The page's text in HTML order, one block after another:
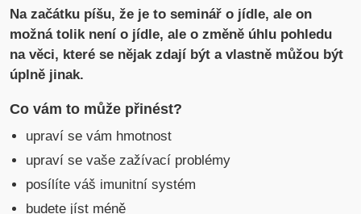
Na začátku píšu, že je to seminář o jídle, ale on
možná tolik není o jídle, ale o změně úhlu pohledu
na věci, které se nějak zdají být a vlastně můžou být
úplně jinak.
Co vám to může přinést?
upraví se vám hmotnost
upraví se vaše zažívací problémy
posílíte váš imunitní systém
budete jíst méně